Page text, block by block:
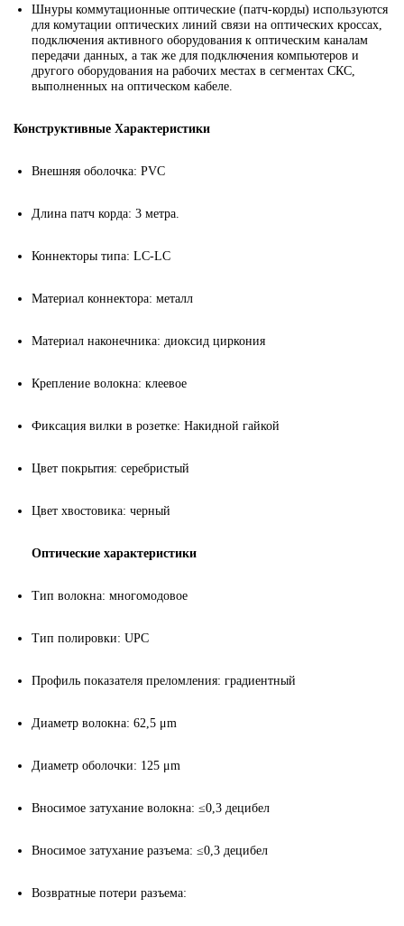
Шнуры коммутационные оптические (патч-корды) используются
для комутации оптических линий связи на оптических кроссах,
подключения активного оборудования к оптическим каналам
передачи данных, а так же для подключения компьютеров и
другого оборудования на рабочих местах в сегментах СКС,
выполненных на оптическом кабеле.
Конструктивные Характеристики
Внешняя оболочка: PVC
Длина патч корда: 3 метра.
Коннекторы типа: LC-LC
Материал коннектора: металл
Материал наконечника: диоксид циркония
Крепление волокна: клеевое
Фиксация вилки в розетке: Накидной гайкой
Цвет покрытия: серебристый
Цвет хвостовика: черный
Оптические характеристики
Тип волокна: многомодовое
Тип полировки: UPC
Профиль показателя преломления: градиентный
Диаметр волокна: 62,5 μm
Диаметр оболочки: 125 μm
Вносимое затухание волокна: ≤0,3 децибел
Вносимое затухание разъема: ≤0,3 децибел
Возвратные потери разъема: